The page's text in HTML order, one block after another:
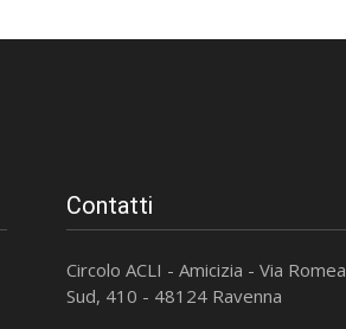
Contatti
Circolo ACLI - Amicizia - Via Romea
Sud, 410 - 48124 Ravenna